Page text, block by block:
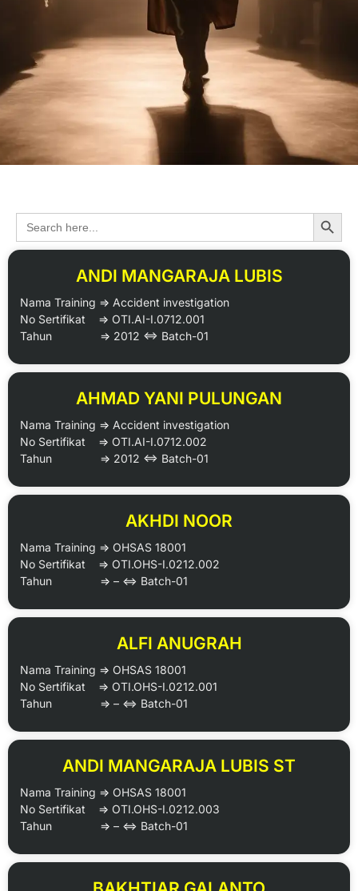
DATA ALUMNI
Search
for:
ANDI MANGARAJA LUBIS
Nama Training => Accident investigation
No Sertifikat => OTI.AI-I.0712.001
Tahun => 2012 <=> Batch-01
AHMAD YANI PULUNGAN
Nama Training => Accident investigation
No Sertifikat => OTI.AI-I.0712.002
Tahun => 2012 <=> Batch-01
AKHDI NOOR
Nama Training => OHSAS 18001
No Sertifikat => OTI.OHS-I.0212.002
Tahun => – <=> Batch-01
ALFI ANUGRAH
Nama Training => OHSAS 18001
No Sertifikat => OTI.OHS-I.0212.001
Tahun => – <=> Batch-01
ANDI MANGARAJA LUBIS ST
Nama Training => OHSAS 18001
No Sertifikat => OTI.OHS-I.0212.003
Tahun => – <=> Batch-01